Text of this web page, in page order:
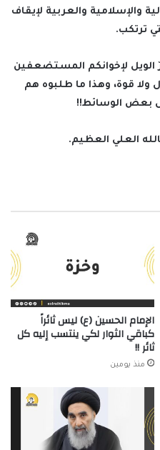
والإسلامية والعربية لإيقاف
ترتكب.
الويل لإخوانكم المستضعفين
ولا قوة، وهذا ما طلبوه هم
بعض الوسائط!!
العلي العظيم.
الإمام الحسين (ع) ليس ثائراً
كباقي الثوار لكي ينتسب إليه كل
ثائر !!
منذ يومين